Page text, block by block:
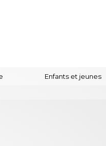
Enfants et jeunes